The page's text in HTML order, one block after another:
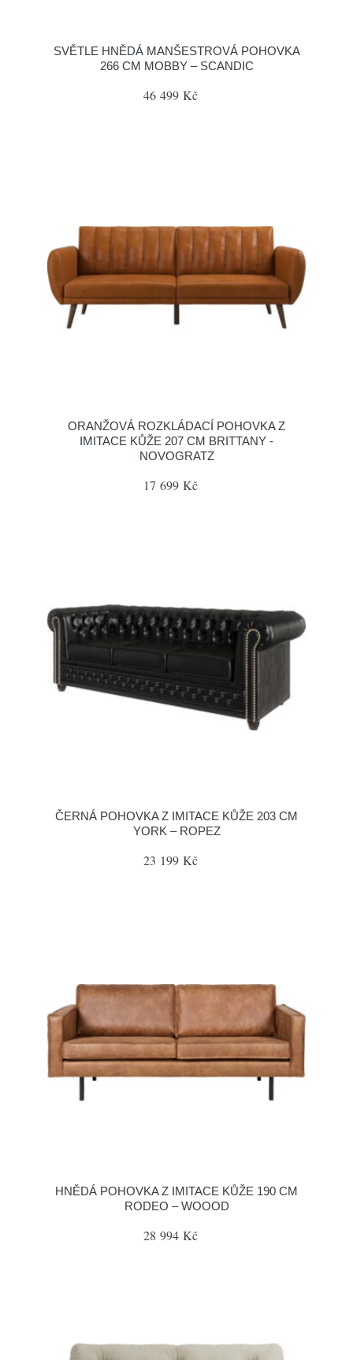
SVĚTLE HNĚDÁ MANŠESTROVÁ POHOVKA
266 CM MOBBY – SCANDIC
46 499 Kč
ORANŽOVÁ ROZKLÁDACÍ POHOVKA Z
IMITACE KŮŽE 207 CM BRITTANY -
NOVOGRATZ
17 699 Kč
ČERNÁ POHOVKA Z IMITACE KŮŽE 203 CM
YORK – ROPEZ
23 199 Kč
HNĚDÁ POHOVKA Z IMITACE KŮŽE 190 CM
RODEO – WOOOD
28 994 Kč